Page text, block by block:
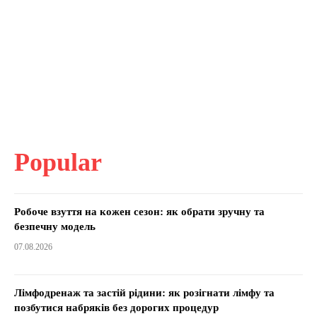
Popular
Робоче взуття на кожен сезон: як обрати зручну та
безпечну модель
07.08.2026
Лімфодренаж та застій рідини: як розігнати лімфу та
позбутися набряків без дорогих процедур